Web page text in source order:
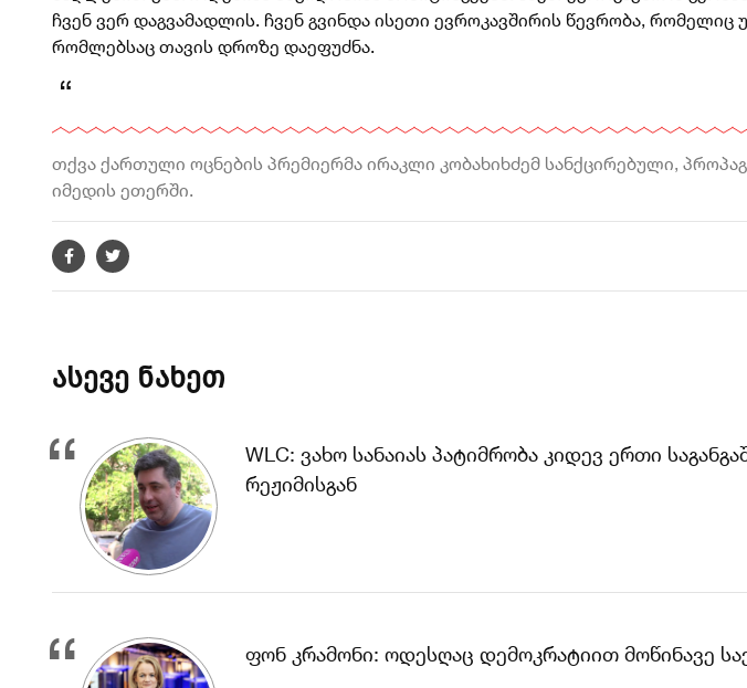
ჩვენ ვერ დაგვამადლის. ჩვენ გვინდა ისეთი ევროკავშირის წევრობა, რომელიც
რომლებსაც თავის დროზე დაეფუძნა.
თქვა ქართული ოცნების პრემიერმა ირაკლი კობახიხძემ სანქცირებული,
იმედის ეთერში.
ასევე ნახეთ
WLC: ვახო სანაიას პატიმრობა კიდევ ერთი
რეჟიმისგან
ფონ კრამონი: ოდესღაც დემოკრატიით მოწინავე